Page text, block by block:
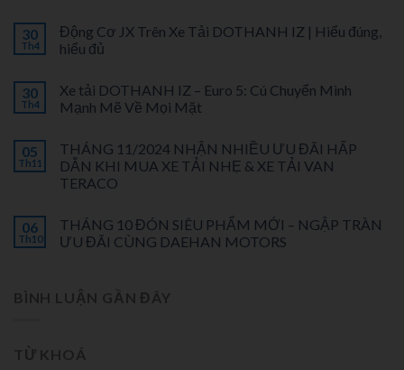
30
Th4
Động Cơ JX Trên Xe Tải DOTHANH IZ | Hiểu đúng,
hiểu đủ
30
Th4
Xe tải DOTHANH IZ – Euro 5: Cú Chuyển Mình
Mạnh Mẽ Về Mọi Mặt
05
Th11
THÁNG 11/2024 NHẬN NHIỀU ƯU ĐÃI HẤP
DẪN KHI MUA XE TẢI NHẸ & XE TẢI VAN
TERACO
06
Th10
THÁNG 10 ĐÓN SIÊU PHẨM MỚI – NGẬP TRÀN
ƯU ĐÃI CÙNG DAEHAN MOTORS